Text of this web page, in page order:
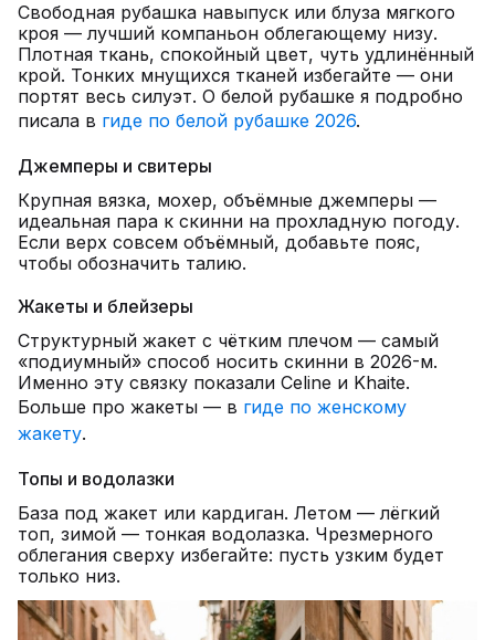
Свободная рубашка навыпуск или блуза мягкого
кроя — лучший компаньон облегающему низу.
Плотная ткань, спокойный цвет, чуть удлинённый
крой. Тонких мнущихся тканей избегайте — они
портят весь силуэт. О белой рубашке я подробно
писала в гиде по белой рубашке 2026.
Джемперы и свитеры
Крупная вязка, мохер, объёмные джемперы —
идеальная пара к скинни на прохладную погоду.
Если верх совсем объёмный, добавьте пояс,
чтобы обозначить талию.
Жакеты и блейзеры
Структурный жакет с чётким плечом — самый
«подиумный» способ носить скинни в 2026-м.
Именно эту связку показали Celine и Khaite.
Больше про жакеты — в гиде по женскому
жакету.
Топы и водолазки
База под жакет или кардиган. Летом — лёгкий
топ, зимой — тонкая водолазка. Чрезмерного
облегания сверху избегайте: пусть узким будет
только низ.